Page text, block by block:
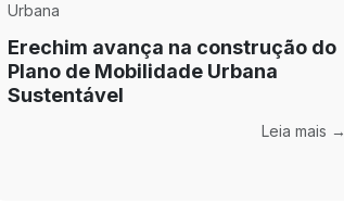
Urbana
Erechim avança na construção do
Plano de Mobilidade Urbana
Sustentável
Leia mais →